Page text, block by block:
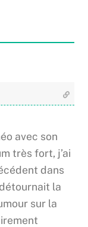
avec son
très fort, j’ai
dans
la
sur la